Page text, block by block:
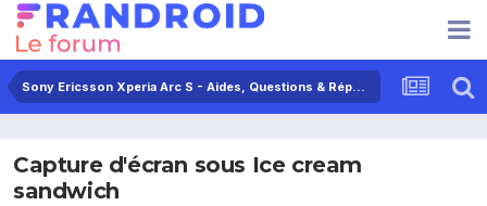
Sony Ericsson Xperia Arc S - Aides, Questions & Réponses
Capture d'écran sous Ice cream
sandwich